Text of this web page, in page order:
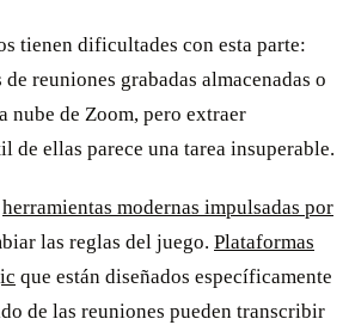
tienen dificultades con esta parte:
reuniones grabadas almacenadas o
nube de Zoom, pero extraer
de ellas parece una tarea insuperable.
herramientas modernas impulsadas por
las reglas del juego. Plataformas
que están diseñados específicamente
de las reuniones pueden transcribir